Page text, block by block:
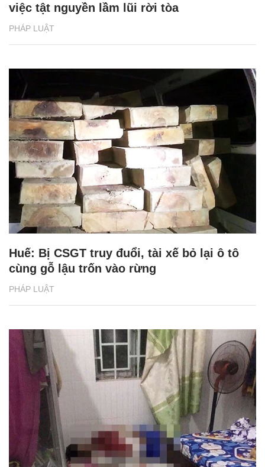
PHÁP LUẬT
việc tật nguyền lầm lũi rời tòa
PHÁP LUẬT
Huế: Bị CSGT truy đuổi, tài xế bỏ lại ô tô
cùng gỗ lậu trốn vào rừng